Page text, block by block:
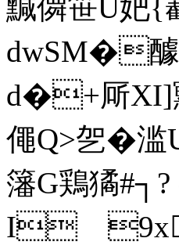
黬僲笹U妑
dwSM�醵
d�+厛XI]
僶Q>乫�滥
籓G鶏獝
I